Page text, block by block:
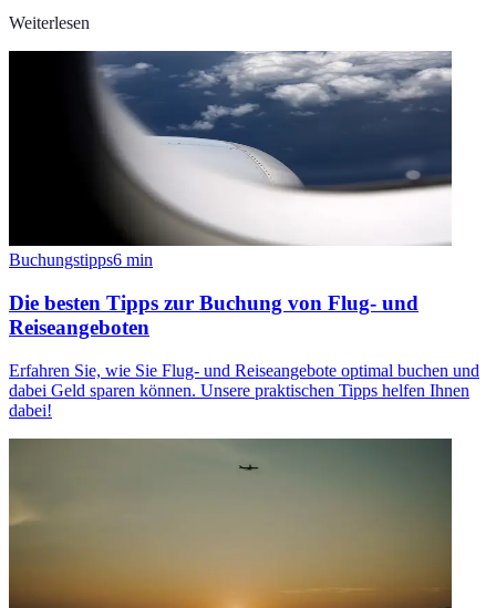
Weiterlesen
Buchungstipps6 min
Die besten Tipps zur Buchung von Flug- und
Reiseangeboten
Erfahren Sie, wie Sie Flug- und Reiseangebote optimal buchen und
dabei Geld sparen können. Unsere praktischen Tipps helfen Ihnen
dabei!